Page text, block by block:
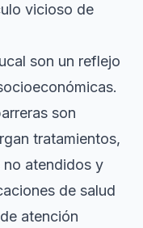
vicioso de
son un reflejo
son
tratamientos,
no atendidos y
de salud
atención